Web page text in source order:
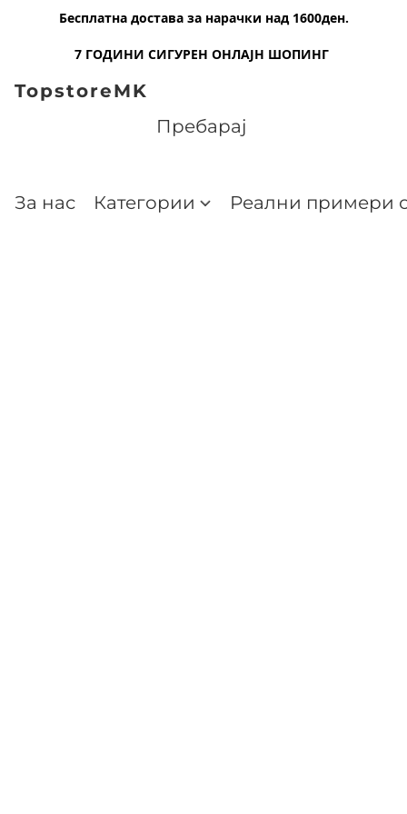
Бесплатна достава за нарачки над 1600ден.
7 ГОДИНИ СИГУРЕН ОНЛАЈН ШОПИНГ
TopstoreMK
За нас Категории Реални примери